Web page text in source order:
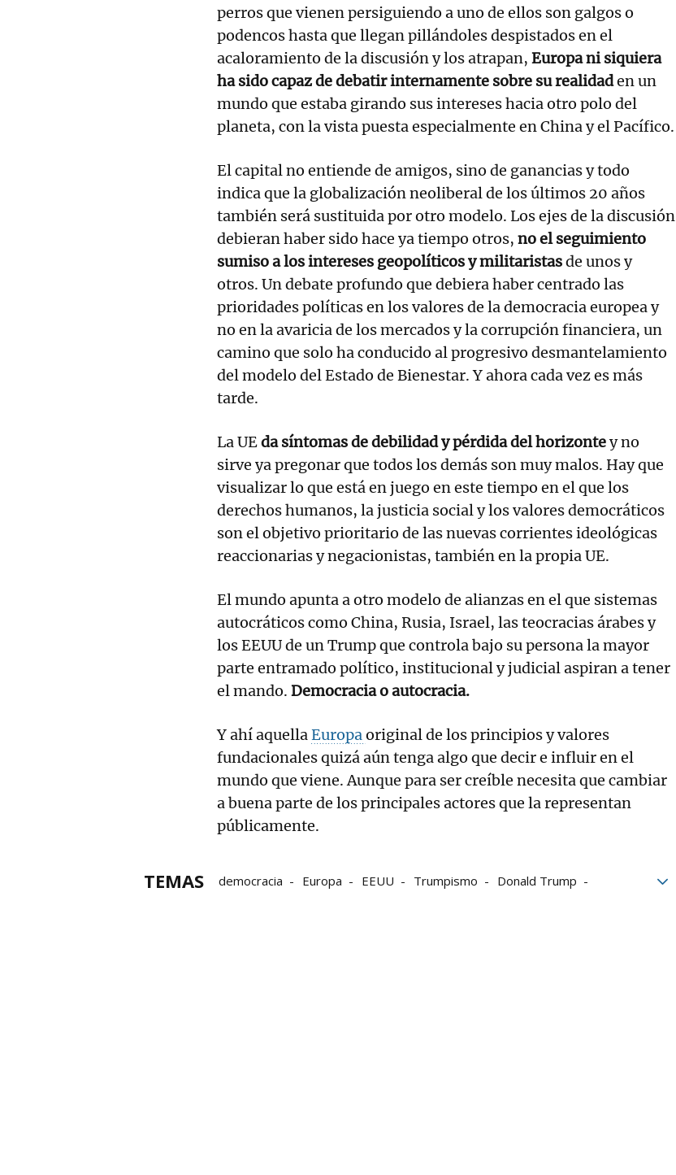
perros que vienen persiguiendo a uno de ellos son galgos o
podencos hasta que llegan pillándoles despistados en el
acaloramiento de la discusión y los atrapan, Europa ni siquiera
ha sido capaz de debatir internamente sobre su realidaden un
mundo que estaba girando sus intereses hacia otro polo del
planeta, con la vista puesta especialmente en China y el Pacífico.
El capital no entiende de amigos, sino de ganancias y todo
indica que la globalización neoliberal de los últimos 20 años
también será sustituida por otro modelo. Los ejes de la discusión
debieran haber sido hace ya tiempo otros, no el seguimiento
sumiso a los intereses geopolíticos y militaristasde unos y
otros. Un debate profundo que debiera haber centrado las
prioridades políticas en los valores de la democracia europea y
no en la avaricia de los mercados y la corrupción financiera, un
camino que solo ha conducido al progresivo desmantelamiento
del modelo del Estado de Bienestar. Y ahora cada vez es más
tarde.
La UEda síntomas de debilidad y pérdida del horizontey no
sirve ya pregonar que todos los demás son muy malos. Hay que
visualizar lo que está en juego en este tiempo en el que los
derechos humanos, la justicia social y los valores democráticos
son el objetivo prioritario de las nuevas corrientes ideológicas
reaccionarias y negacionistas, también en la propia UE.
El mundo apunta a otro modelo de alianzas en el que sistemas
autocráticos como China, Rusia, Israel, las teocracias árabes y
los EEUU de un Trump que controla bajo su persona la mayor
parte entramado político, institucional y judicial aspiran a tener
el mando. Democracia o autocracia.
Y ahí aquellaEuropaoriginal de los principios y valores
fundacionales quizá aún tenga algo que decir e influir en el
mundo que viene. Aunque para ser creíble necesita que cambiar
a buena parte de los principales actores que la representan
públicamente.
TEMAS democracia Europa EEUU Trumpismo
Donald Trump